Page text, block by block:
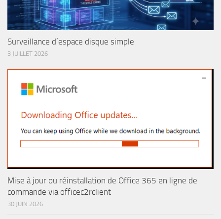
Surveillance d’espace disque simple
3 JUILLET 2026
Mise à jour ou réinstallation de Office 365 en ligne de
commande via officec2rclient
30 JUIN 2026